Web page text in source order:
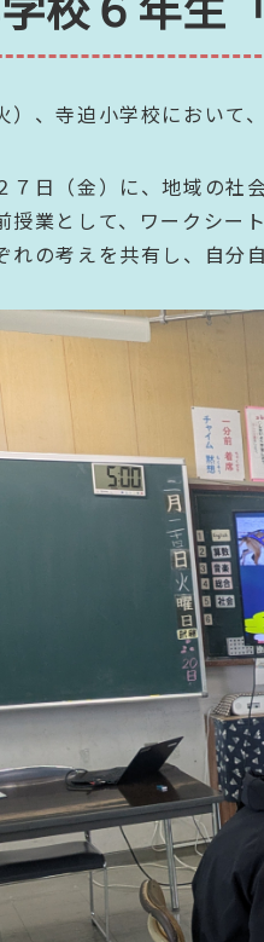
）、寺迫小学校において
７日（金）に、地域の社
授業として、ワークシー
れの考えを共有し、自分